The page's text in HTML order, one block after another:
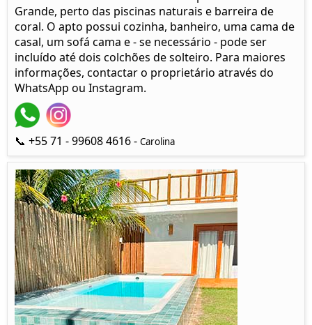
Grande, perto das piscinas naturais e barreira de
coral. O apto possui cozinha, banheiro, uma cama de
casal, um sofá cama e - se necessário - pode ser
incluído até dois colchões de solteiro. Para maiores
informações, contactar o proprietário através do
WhatsApp ou Instagram.
📞 +55 71 - 99608 4616 - Carolina